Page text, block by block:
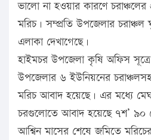
ভালো না হওয়ার কারণে চরাঞ্চলের
মরিচ। সম্প্রতি উপজেলার চরাঞ্চল
এলাকা দেখাগেছে।
হাইমচর উপজেলা কৃষি অফিস
উপজেলার ৬ ইউনিয়নের
মরিচ আবাদ হয়েছে। এর মধ্যে
চরগুলোতে আবাদ হয়েছে ৭শ’ ৯০
আশ্বিন মাসের শেষে জমিতে